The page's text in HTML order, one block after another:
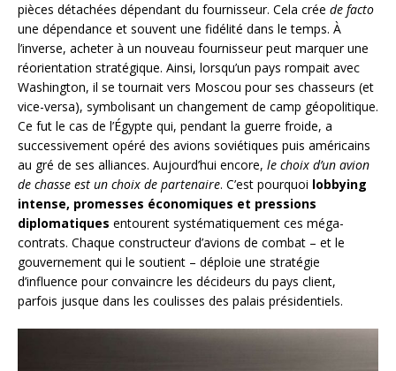
pièces détachées dépendant du fournisseur. Cela crée de facto
une dépendance et souvent une fidélité dans le temps. À
l’inverse, acheter à un nouveau fournisseur peut marquer une
réorientation stratégique. Ainsi, lorsqu’un pays rompait avec
Washington, il se tournait vers Moscou pour ses chasseurs (et
vice-versa), symbolisant un changement de camp géopolitique.
Ce fut le cas de l’Égypte qui, pendant la guerre froide, a
successivement opéré des avions soviétiques puis américains
au gré de ses alliances. Aujourd’hui encore, le choix d’un avion
de chasse est un choix de partenaire. C’est pourquoi lobbying
intense, promesses économiques et pressions
diplomatiques entourent systématiquement ces méga-
contrats. Chaque constructeur d’avions de combat – et le
gouvernement qui le soutient – déploie une stratégie
d’influence pour convaincre les décideurs du pays client,
parfois jusque dans les coulisses des palais présidentiels.